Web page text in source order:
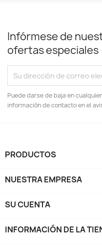
Infórmese de
ofertas especiales
Puede darse de baja en
información de contacto en el
PRODUCTOS
NUESTRA EMPRESA
SU CUENTA
INFORMACIÓN DE LA